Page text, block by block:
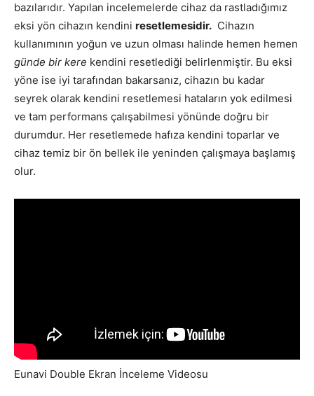
bazılarıdır. Yapılan incelemelerde cihaz da rastladığımız
eksi yön cihazın kendini resetlemesidir. Cihazın
kullanımının yoğun ve uzun olması halinde hemen hemen
günde bir kere kendini resetlediği belirlenmiştir. Bu eksi
yöne ise iyi tarafından bakarsanız, cihazın bu kadar
seyrek olarak kendini resetlemesi hataların yok edilmesi
ve tam performans çalışabilmesi yönünde doğru bir
durumdur. Her resetlemede hafıza kendini toparlar ve
cihaz temiz bir ön bellek ile yeninden çalışmaya başlamış
olur.
Eunavi Double Ekran İnceleme Videosu